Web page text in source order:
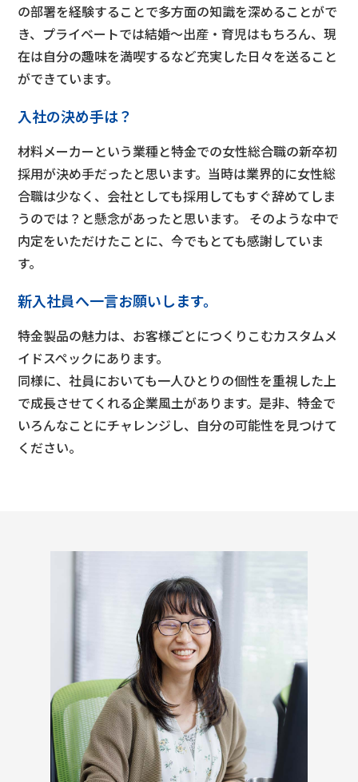
の部署を経験することで多方面の知識を深めることがで
き、プライベートでは結婚～出産・育児はもちろん、現
在は自分の趣味を満喫するなど充実した日々を送ること
ができています。
入社の決め手は？
材料メーカーという業種と特金での女性総合職の新卒初
採用が決め手だったと思います。当時は業界的に女性総
合職は少なく、会社としても採用してもすぐ辞めてしま
うのでは？と懸念があったと思います。 そのような中で
内定をいただけたことに、今でもとても感謝していま
す。
新入社員へ一言お願いします。
特金製品の魅力は、お客様ごとにつくりこむカスタムメ
イドスペックにあります。
同様に、社員においても一人ひとりの個性を重視した上
で成長させてくれる企業風土があります。是非、特金で
いろんなことにチャレンジし、自分の可能性を見つけて
ください。